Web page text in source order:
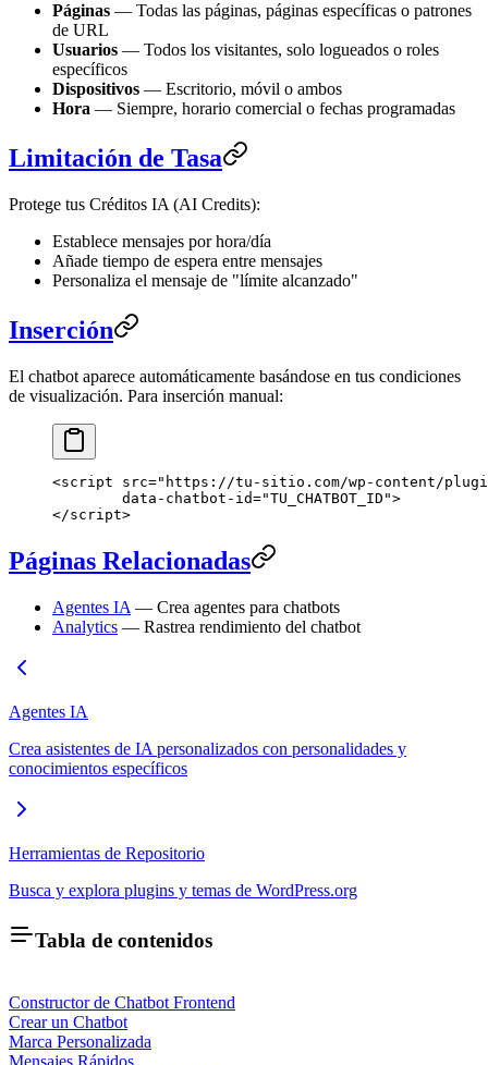
Páginas — Todas las páginas, páginas específicas o patrones
de URL
Usuarios — Todos los visitantes, solo logueados o roles
específicos
Dispositivos — Escritorio, móvil o ambos
Hora — Siempre, horario comercial o fechas programadas
Limitación de Tasa
Protege tus Créditos IA (AI Credits):
Establece mensajes por hora/día
Añade tiempo de espera entre mensajes
Personaliza el mensaje de "límite alcanzado"
Inserción
El chatbot aparece automáticamente basándose en tus condiciones
de visualización. Para inserción manual:
<script src="https://tu-sitio.com/wp-content/
        data-chatbot-id
="TU_CHATBOT_ID">
</script>
Páginas Relacionadas
Agentes IA — Crea agentes para chatbots
Analytics — Rastrea rendimiento del chatbot
Agentes IA
Crea asistentes de IA personalizados con personalidades y
conocimientos específicos
Herramientas de Repositorio
Busca y explora plugins y temas de WordPress.org
Tabla de contenidos
Constructor de Chatbot Frontend
Crear un Chatbot
Marca Personalizada
Mensajes Rápidos